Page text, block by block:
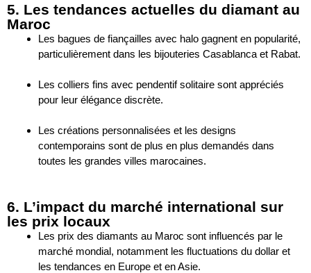
5. Les tendances actuelles du diamant au
Maroc
Les bagues de fiançailles avec halo gagnent en popularité,
particulièrement dans les bijouteries Casablanca et Rabat.
Les colliers fins avec pendentif solitaire sont appréciés
pour leur élégance discrète.
Les créations personnalisées et les designs
contemporains sont de plus en plus demandés dans
toutes les grandes villes marocaines.
6. L’impact du marché international sur
les prix locaux
Les prix des diamants au Maroc sont influencés par le
marché mondial, notamment les fluctuations du dollar et
les tendances en Europe et en Asie.